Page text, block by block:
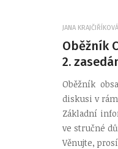
JANA KRAJČIŘÍKOVÁ
Oběžník
2.
Oběžník
diskusi v
Základní
ve stručné
Věnujte,